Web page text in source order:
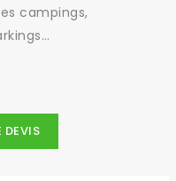
campings,
DEVIS